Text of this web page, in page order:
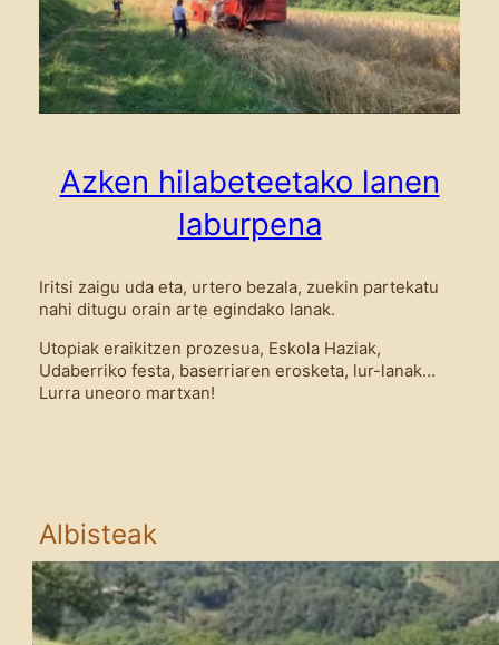
Azken hilabeteetako lanen
laburpena
Iritsi zaigu uda eta, urtero bezala, zuekin partekatu
nahi ditugu orain arte egindako lanak.
Utopiak eraikitzen prozesua, Eskola Haziak,
Udaberriko festa, baserriaren erosketa, lur-lanak…
Lurra uneoro martxan!
Albisteak